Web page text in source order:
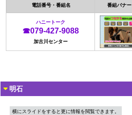
電話番号・番組名 番組バナー
ハニートーク
☎079-427-9088
加古川センター
明石
横にスライドをすると更に情報を閲覧できます。